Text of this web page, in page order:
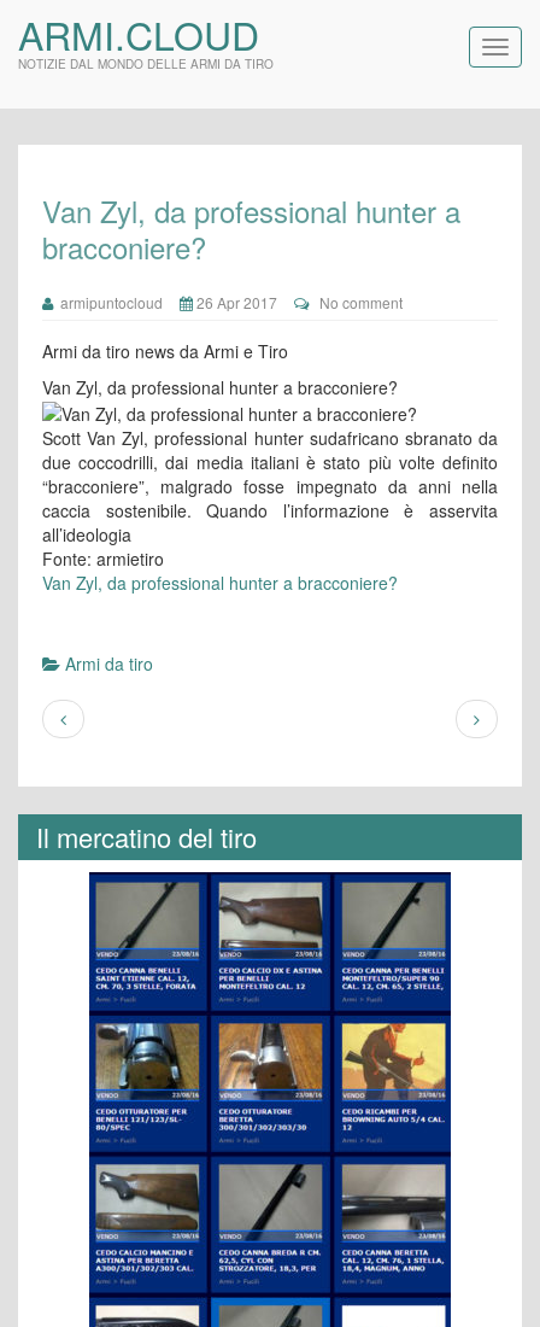
ARMI.CLOUD
NOTIZIE DAL MONDO DELLE ARMI DA TIRO
Van Zyl, da professional hunter a
bracconiere?
armipuntocloud 26 Apr 2017 No comment
Armi da tiro news da Armi e Tiro
Van Zyl, da professional hunter a bracconiere?
Scott Van Zyl, professional hunter sudafricano sbranato da
due coccodrilli, dai media italiani è stato più volte definito
“bracconiere”, malgrado fosse impegnato da anni nella
caccia sostenibile. Quando l’informazione è asservita
all’ideologia
Fonte: armietiro
Van Zyl, da professional hunter a bracconiere?
Armi da tiro
Il mercatino del tiro